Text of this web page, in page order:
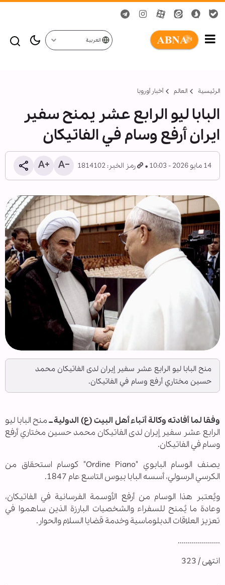
العربية
الرئيسية العالم أخبار أوروبا
البابا ليو الرابع عشر يمنح سفير
ايران أرفع وسام في الفاتيكان
14 مايو 2026 - 10:03 رمز الخبر: 1814102
منح البابا ليو الرابع عشر سفير إيران لدى الفاتيكان محمد
حسين مختاري أرفع وسام في الفاتيكان.
وفقا لما أفادته وكالة أنباء أهل البيت (ع) الدولية ــمنح البابا ليو
الرابع عشر سفير إيران لدى الفاتيكان محمد حسين مختاري أرفع
وسام في الفاتيكان.
يصنف الوسام البابوي "Ordine Piano" كوسام استحقاق من
الكرسي الرسولي، أسسه البابا بيوس التاسع عام 1847.
ويُعتبر هذا الوسام من أرفع الأوسمة الفرسانية في الفاتيكان،
وعادة ما يُمنح للسفراء والشخصيات البارزة الذين ساهموا في
تعزيز العلاقات الدبلوماسية وخدمة قضايا السلام والحوار.
.....................
انتهى / 323